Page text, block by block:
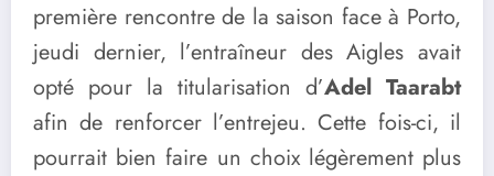
première rencontre de la saison face à Porto,
jeudi dernier, l’entraîneur des Aigles avait
opté pour la titularisation d’Adel Taarabt
afin de renforcer l’entrejeu. Cette fois-ci, il
pourrait bien faire un choix légèrement plus